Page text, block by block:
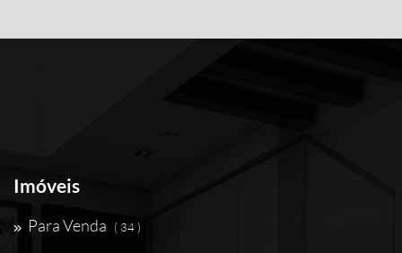
Imóveis
Para Venda ( 34 )